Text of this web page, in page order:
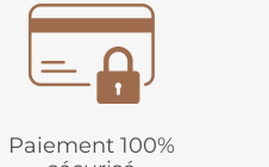
Paiement 100%